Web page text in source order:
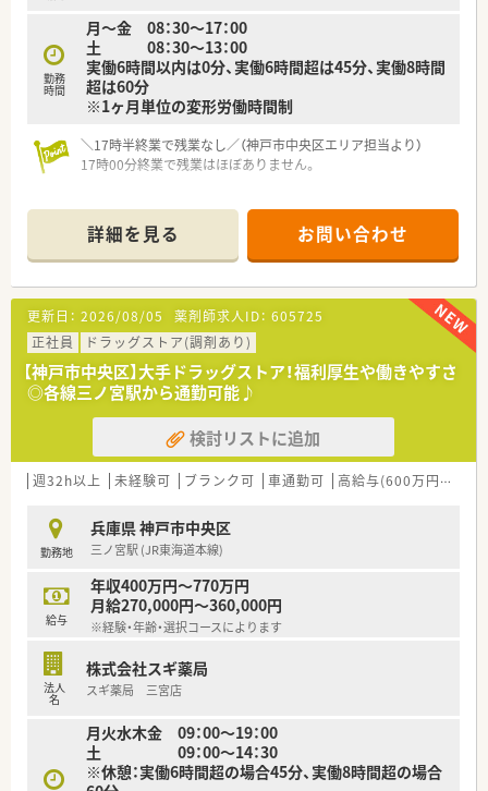
■日曜日のご勤務もございますが、持参薬の鑑別がメインで5～
6件/日なります。
勤務
時間
月～金 08：30～17：00
土 08：30～13：00
実働6時間以内は0分、実働6時間超は45分、実働8時間
超は60分
※1ヶ月単位の変形労働時間制
＼17時半終業で残業なし／（神戸市中央区エリア担当より）
17時00分終業で残業はほぼありません。
■最寄り駅である神戸三宮駅や三ノ宮駅から徒歩3分の立地にあ
り、通勤に大変便利な環境が整っている病院です。
■現在は薬剤師3名体制で日々の調剤や病棟業務を行っており、
少数精鋭のアットホームな環境のなかで協力して働けます。
【法人特徴について】
■兵庫県内で地域に密着した医療を提供しており、患者さま一人
ひとりに寄り添う温かい病院運営を行っています。
■医療現場における多職種連携を大切にしており、チーム医療の
一員として薬剤師が専門性を発揮できる環境です。
■社員食堂や病院診療費一部負担等、従業員が長く安定して働き
続けられるような福利厚生の充実に力を入れています。
【職場環境と雰囲気】
相談がしやい和やかで働きやすい雰囲気が広がっています。
■転勤の心配がない職場であるため、地域に腰を据えて長期的な
キャリア形成を目指す方にとって安心できる環境です。
詳細を見る お問い合わせ
更新日： 2026/08/05 薬剤師求人ID： 605725
正社員
ドラッグストア(調剤あり)
【神戸市中央区】大手ドラッグストア！福利厚生や働きやすさ
◎各線三ノ宮駅から通勤可能♪
検討リストに追加
週32h以上 未経験可 ブランク可 車通勤可 高給与(600万円以上)
勤務地
兵庫県 神戸市中央区
三ノ宮駅 (JR東海道本線)
給与
年収400万円～770万円
月給270,000円～360,000円
※経験・年齢・選択コースによります
法人
名
株式会社スギ薬局
スギ薬局 三宮店
月火水木金 09：00～19：00
土 09：00～14：30
※休憩：実働6時間超の場合45分、実働8時間超の場合